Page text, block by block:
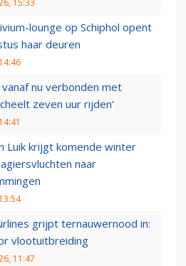
15:33
lounge op Schiphol opent
haar deuren
nu verbonden met
zeven uur rijden'
Luik krijgt komende winter
naar
grijpt ternauwernood in:
vlootuitbreiding
11:47